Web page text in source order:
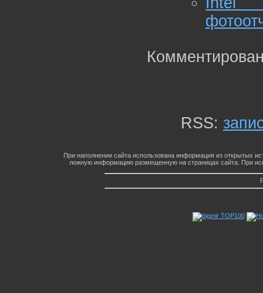
RSS:
При наполнении сайта использована информация из открытых
ложную информацию размещенную на страницах сайта. При